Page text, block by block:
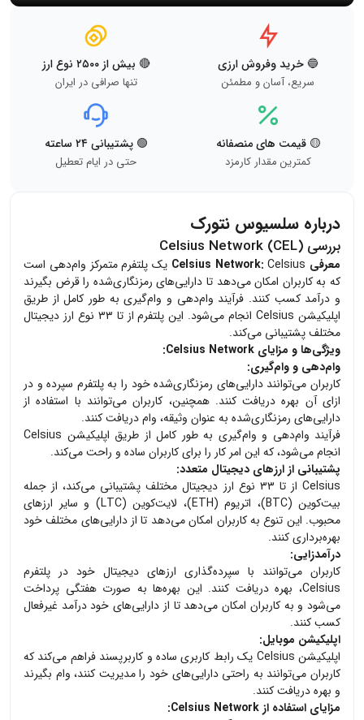
🔵 خرید وفروش ارزی
سریع، آسان و مطمئن
🔴 بیش از ۲۵۰۰ نوع ارز
تنها صرافی در ایران
🟡 قیمت های منصفانه
کمترین مقدار کارمزد
🟢 پشتیبانی ۲۴ ساعته
حتی در ایام تعطیل
درباره سلسیوس نتورک
بررسی Celsius Network (CEL)
معرفی Celsius Network:
Celsius یک پلتفرم متمرکز وام‌دهی است
که به کاربران امکان می‌دهد تا دارایی‌های رمزنگاری‌شده را قرض بگیرند
و درآمد کسب کنند. فرآیند وام‌دهی و وام‌گیری به طور کامل از طریق
اپلیکیشن Celsius انجام می‌شود. این پلتفرم از تا ۳۳ نوع ارز دیجیتال
مختلف پشتیبانی می‌کند.
ویژگی‌ها و مزایای Celsius Network:
وام‌دهی و وام‌گیری:
کاربران می‌توانند دارایی‌های رمزنگاری‌شده خود را به پلتفرم سپرده و در
ازای آن بهره دریافت کنند. همچنین، کاربران می‌توانند با استفاده از
دارایی‌های رمزنگاری‌شده به عنوان وثیقه، وام دریافت کنند.
فرآیند وام‌دهی و وام‌گیری به طور کامل از طریق اپلیکیشن Celsius
انجام می‌شود، که این امر کار را برای کاربران ساده و راحت می‌کند.
پشتیبانی از ارزهای دیجیتال متعدد:
Celsius از تا ۳۳ نوع ارز دیجیتال مختلف پشتیبانی می‌کند، از جمله
بیت‌کوین (BTC)، اتریوم (ETH)، لایت‌کوین (LTC) و سایر ارزهای
محبوب. این تنوع به کاربران امکان می‌دهد تا از دارایی‌های مختلف خود
بهره‌برداری کنند.
درآمدزایی:
کاربران می‌توانند با سپرده‌گذاری ارزهای دیجیتال خود در پلتفرم
Celsius، بهره دریافت کنند. این بهره‌ها به صورت هفتگی پرداخت
می‌شود و به کاربران امکان می‌دهد تا از دارایی‌های خود درآمد غیرفعال
کسب کنند.
اپلیکیشن موبایل:
اپلیکیشن Celsius یک رابط کاربری ساده و کاربرپسند فراهم می‌کند که
کاربران می‌توانند به راحتی دارایی‌های خود را مدیریت کنند، وام بگیرند
و بهره دریافت کنند.
مزایای استفاده از Celsius Network: